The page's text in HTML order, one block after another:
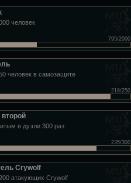
человек
795/2000
человек в самозащите
218/250
второй
в дуэли 300 раз
235/300
Crywolf
атакующих Crywolf